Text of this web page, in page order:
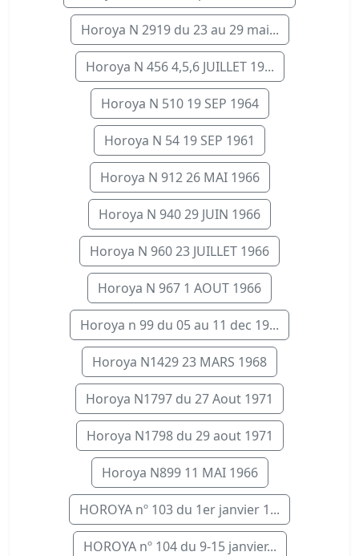
Horoya N 2919 du 23 au 29 mai...
Horoya N 456 4,5,6 JUILLET 19...
Horoya N 510 19 SEP 1964
Horoya N 54 19 SEP 1961
Horoya N 912 26 MAI 1966
Horoya N 940 29 JUIN 1966
Horoya N 960 23 JUILLET 1966
Horoya N 967 1 AOUT 1966
Horoya n 99 du 05 au 11 dec 19...
Horoya N1429 23 MARS 1968
Horoya N1797 du 27 Aout 1971
Horoya N1798 du 29 aout 1971
Horoya N899 11 MAI 1966
HOROYA nº 103 du 1er janvier 1...
HOROYA nº 104 du 9-15 janvier...